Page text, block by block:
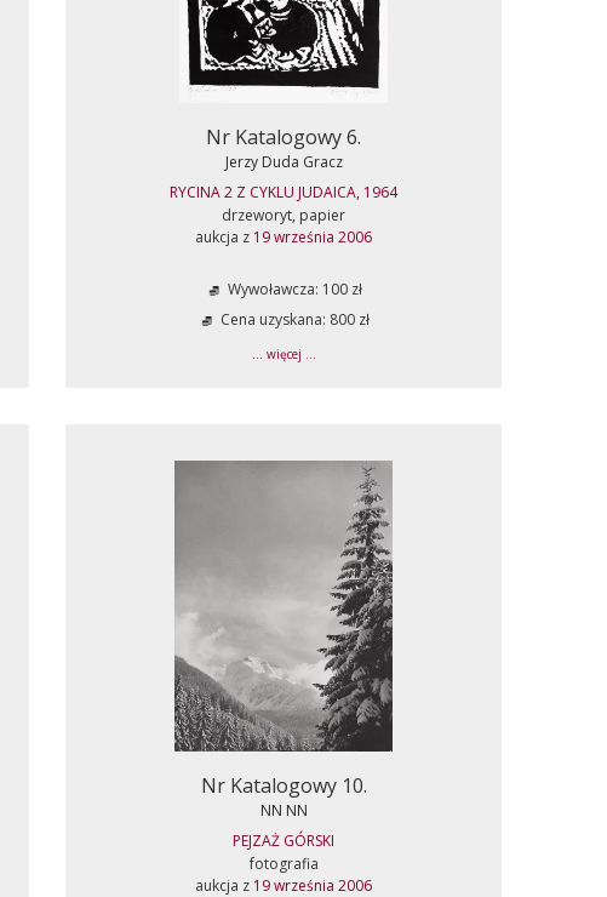
Nr Katalogowy 6.
Jerzy Duda Gracz
RYCINA 2 Z CYKLU JUDAICA, 1964
drzeworyt, papier
aukcja z 19 września 2006
Wywoławcza: 100 zł
Cena uzyskana: 800 zł
... więcej ...
Nr Katalogowy 10.
NN NN
PEJZAŻ GÓRSKI
fotografia
aukcja z 19 września 2006